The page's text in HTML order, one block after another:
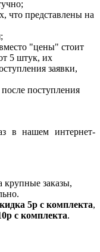
что представлены на
"цены" стоит
5 штук, их
заявки,
поступления
в нашем интернет-
крупные заказы,
5р с комплекта,
с комплекта.